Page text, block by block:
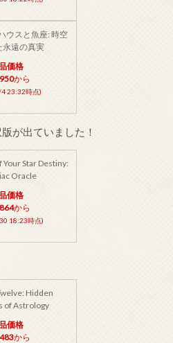
スと魚座: 時空
永遠の真実
価格
から
23:32時点)
が出ていました！
Star Destiny:
Oracle
価格
から
18:23時点)
Hidden
of Astrology
価格
から